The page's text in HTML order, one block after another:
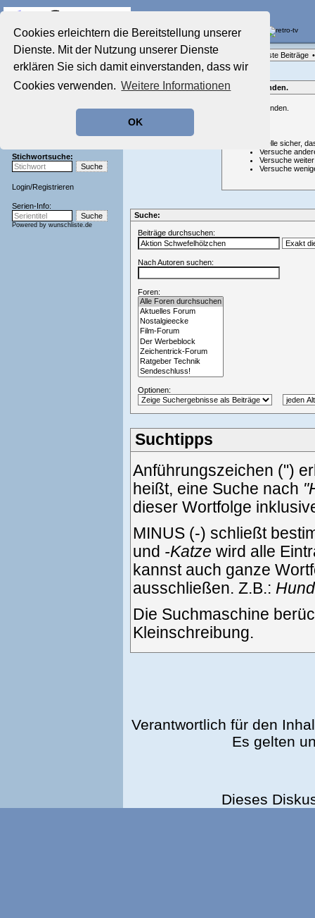
Cookies erleichtern die Bereitstellung unserer
Dienste. Mit der Nutzung unserer Dienste
erklären Sie sich damit einverstanden, dass wir
Cookies verwenden. Weitere Informationen
OK
Startseite
Aktuelles Forum
Film-Forum
Zeichentrick-Forum
Stichwortsuche:
Login/Registrieren
Serien-Info:
Powered by wunschliste.de
Forenliste • Themenübersicht Neueste Beiträge •
Nichts gefunden.
Nichts gefunden.
Stelle sicher,
Versuche
Versuche
Versuche
Suche:
Beiträge durchsuchen:
Nach Autoren suchen:
Foren:
Optionen:
Suchtipps
Anführungszeichen (")
heißt, eine Suche nach
dieser Wortfolge
MINUS (-) schließt
und -Katze wird alle
kannst auch ganze
ausschließen. Z.B.:
Die Suchmaschine
Kleinschreibung.
Verantwortlich für den
Es gelten
Dieses